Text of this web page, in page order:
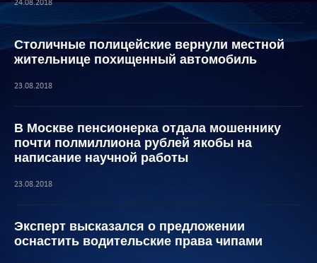
24.08.2018
Столичные полицейские вернули местной
жительнице похищенный автомобиль
23.08.2018
В Москве пенсионерка отдала мошеннику
почти полмиллиона рублей якобы на
написание научной работы
23.08.2018
Эксперт высказался о предложении
оснастить водительские права чипами